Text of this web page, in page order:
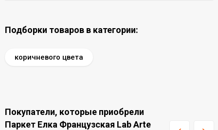
Подборки товаров в категории:
коричневого цвета
Покупатели, которые приобрели
Паркет Елка Французская Lab Arte